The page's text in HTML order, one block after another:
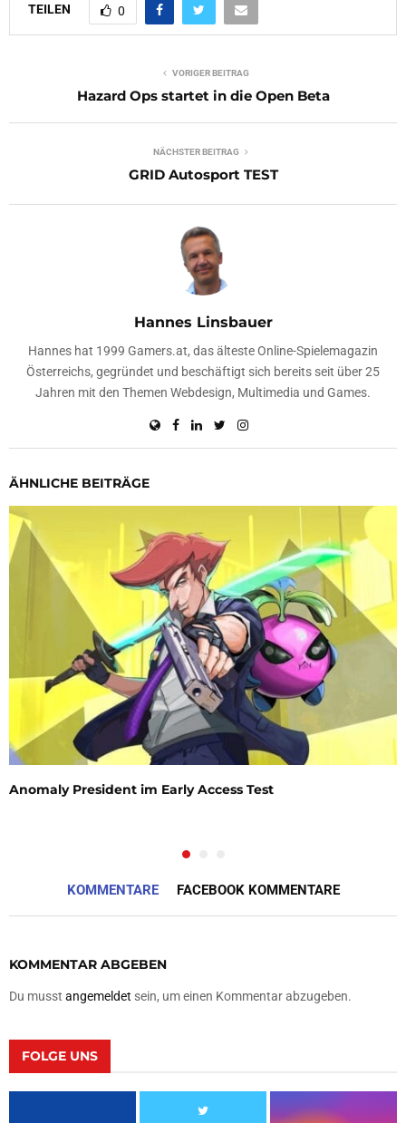
TEILEN 0
VORIGER BEITRAG
Hazard Ops startet in die Open Beta
NÄCHSTER BEITRAG
GRID Autosport TEST
Hannes Linsbauer
Hannes hat 1999 Gamers.at, das älteste Online-Spielemagazin
Österreichs, gegründet und beschäftigt sich bereits seit über 25
Jahren mit den Themen Webdesign, Multimedia und Games.
ÄHNLICHE BEITRÄGE
Anomaly President im Early Access Test
KOMMENTARE FACEBOOK KOMMENTARE
KOMMENTAR ABGEBEN
Du musst angemeldet sein, um einen Kommentar abzugeben.
FOLGE UNS